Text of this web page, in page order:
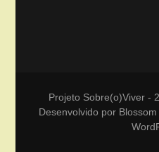
Projeto Sobre(o)Viver -
Desenvolvido por